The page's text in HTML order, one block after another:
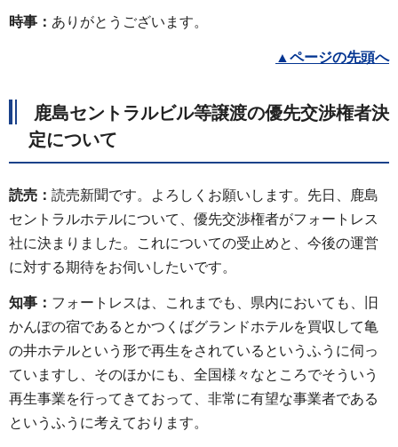
時事： ありがとうございます。
▲ ページの先頭へ
鹿島セントラルビル等譲渡の優先交渉権者決
定について
読売： 読売新聞です。よろしくお願いします。先日、鹿島
セントラルホテルについて、優先交渉権者がフォートレス
社に決まりました。これについての受止めと、今後の運営
に対する期待をお伺いしたいです。
知事： フォートレスは、これまでも、県内においても、旧
かんぽの宿であるとかつくばグランドホテルを買収して亀
の井ホテルという形で再生をされているというふうに伺っ
ていますし、そのほかにも、全国様々なところでそういう
再生事業を行ってきておって、非常に有望な事業者である
というふうに考えております。